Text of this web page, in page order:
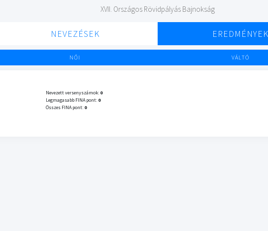
XVII. Országos Rövidpályás Bajnokság
NEVEZÉSEK EREDMÉNYEK
NŐI VÁLTÓ
Nevezett versenyszámok: 0
Legmagasabb FINA pont: 0
Összes FINA pont: 0